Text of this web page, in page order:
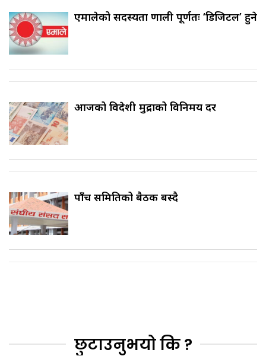
एमालेको सदस्यता प्रणाली पूर्णतः ‘डिजिटल’ हुने
आजको विदेशी मुद्राको विनिमय दर
पाँच समितिको बैठक बस्दै
छुटाउनुभयो कि ?